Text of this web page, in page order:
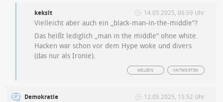
keksit 14.05.2025, 06:59 Uhr
Vielleicht aber auch ein „black-man-in-the-middle“?
Das heißt lediglich „man in the middle“ ohne white.
Hacken war schon vor dem Hype woke und divers
(das nur als Ironie).
ANTWORTEN
MELDEN
Demokratie 12.05.2025, 15:52 Uhr